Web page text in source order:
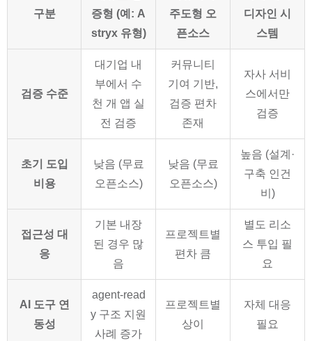
구분
증형 (예: A
stryx 유형)
주도형 오
픈소스
디자인 시
스템
검증 수준
대기업 내
부에서 수
천 개 앱 실
전 검증
커뮤니티
기여 기반,
검증 편차
존재
자사 서비
스에서만
검증
초기 도입
비용
낮음 (무료
오픈소스)
낮음 (무료
오픈소스)
높음 (설계·
구축 인건
비)
접근성 대
응
기본 내장
된 경우 많
음
프로젝트별
편차 큼
별도 리소
스 투입 필
요
AI 도구 연
동성
agent-read
y 구조 지원
사례 증가
프로젝트별
상이
자체 대응
필요